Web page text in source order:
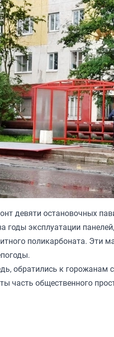
девяти остановочных
годы эксплуатации
поликарбоната.
обратились к
часть общественного